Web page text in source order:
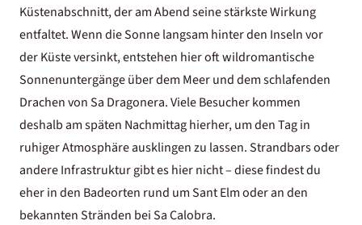
Küstenabschnitt, der am Abend seine stärkste Wirkung
entfaltet. Wenn die Sonne langsam hinter den Inseln vor
der Küste versinkt, entstehen hier oft wildromantische
Sonnenuntergänge über dem Meer und dem schlafenden
Drachen vonSa Dragonera. Viele Besucher kommen
deshalb am späten Nachmittag hierher, um den Tag in
ruhiger Atmosphäre ausklingen zu lassen. Strandbars oder
andere Infrastruktur gibt es hier nicht – diese findest du
eher in den Badeorten rund um Sant Elm oder an den
bekannten Stränden bei Sa Calobra.